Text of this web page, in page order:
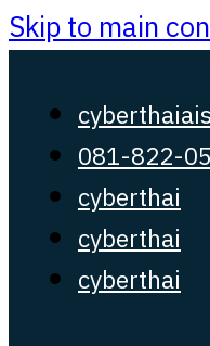
Skip to main
081-822-
cyberthai
cyberthai
cyberthai